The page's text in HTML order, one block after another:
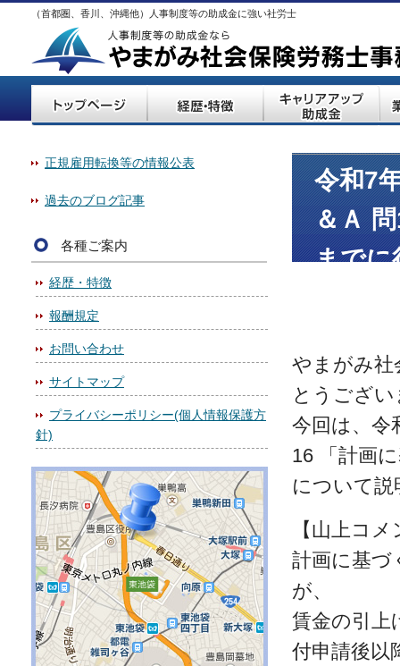
（首都圏、香川、沖縄他）人事制度等の助成金に強い社労士
令和7
＆Ａ
までに
やまがみ社
とうござ
今回は、令
16 「計画
について
【山上コ
計画に基づ
が、
賃金の引上
付申請後以
正規雇用転換等の情報公表
過去のブログ記事
各種ご案内
経歴・特徴
報酬規定
お問い合わせ
サイトマップ
プライバシーポリシー(個人情報保護方
針)